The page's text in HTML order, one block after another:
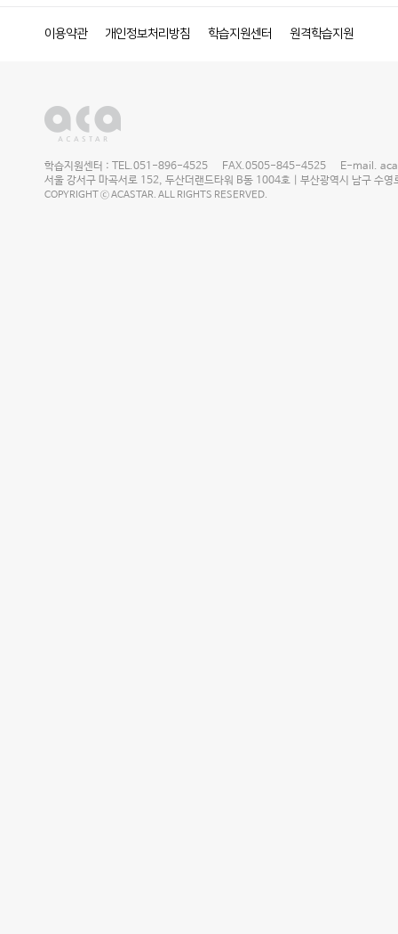
이용약관 개인정보처리방침 학습지원센터 원격학습지원
학습지원센터 : TEL.051-896-4525 FAX.0505-845-4525 E-mail.
서울 강서구 마곡서로 152, 두산더랜드타워 B동 1004호 | 부산광역시 남구
COPYRIGHT ⓒ ACASTAR. ALL RIGHTS RESERVED.